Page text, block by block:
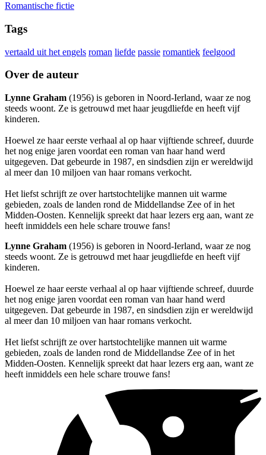
Romantische fictie
Tags
vertaald uit het engels roman liefde passie romantiek feelgood
Over de auteur
Lynne Graham (1956) is geboren in Noord-Ierland, waar ze nog
steeds woont. Ze is getrouwd met haar jeugdliefde en heeft vijf
kinderen.
Hoewel ze haar eerste verhaal al op haar vijftiende schreef, duurde
het nog enige jaren voordat een roman van haar hand werd
uitgegeven. Dat gebeurde in 1987, en sindsdien zijn er wereldwijd
al meer dan 10 miljoen van haar romans verkocht.
Het liefst schrijft ze over hartstochtelijke mannen uit warme
gebieden, zoals de landen rond de Middellandse Zee of in het
Midden-Oosten. Kennelijk spreekt dat haar lezers erg aan, want ze
heeft inmiddels een hele schare trouwe fans!
Lynne Graham (1956) is geboren in Noord-Ierland, waar ze nog
steeds woont. Ze is getrouwd met haar jeugdliefde en heeft vijf
kinderen.
Hoewel ze haar eerste verhaal al op haar vijftiende schreef, duurde
het nog enige jaren voordat een roman van haar hand werd
uitgegeven. Dat gebeurde in 1987, en sindsdien zijn er wereldwijd
al meer dan 10 miljoen van haar romans verkocht.
Het liefst schrijft ze over hartstochtelijke mannen uit warme
gebieden, zoals de landen rond de Middellandse Zee of in het
Midden-Oosten. Kennelijk spreekt dat haar lezers erg aan, want ze
heeft inmiddels een hele schare trouwe fans!